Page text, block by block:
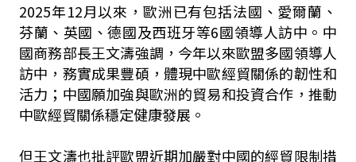
2025年12月以來，歐洲已有包括法國、愛爾蘭、
芬蘭、英國、德國及西班牙等6國領導人訪中。中
國商務部長王文濤強調，今年以來歐盟多國領導人
訪中，務實成果豐碩，體現中歐經貿關係的韌性和
活力；中國願加強與歐洲的貿易和投資合作，推動
中歐經貿關係穩定健康發展。
但王文濤也批評歐盟近期加嚴對中國的經貿限制措